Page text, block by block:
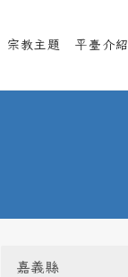
宗教主題 平臺介紹
嘉義縣